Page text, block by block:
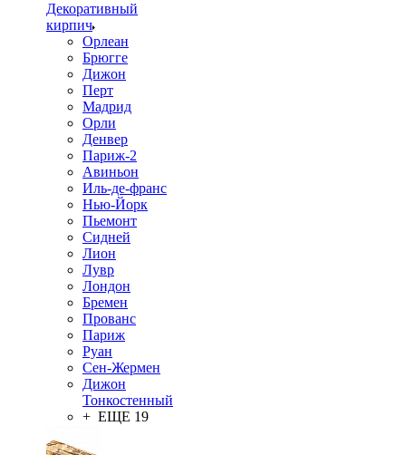
Декоративный
кирпич
Орлеан
Брюгге
Дижон
Перт
Мадрид
Орли
Денвер
Париж-2
Авиньон
Иль-де-франс
Нью-Йорк
Пьемонт
Сидней
Лион
Лувр
Лондон
Бремен
Прованс
Париж
Руан
Сен-Жермен
Дижон
Тонкостенный
+ ЕЩЕ 19